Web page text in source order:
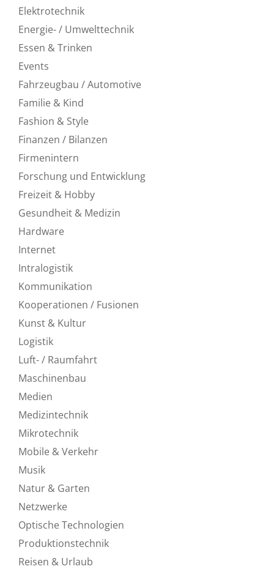
Elektrotechnik
Energie- / Umwelttechnik
Essen & Trinken
Events
Fahrzeugbau / Automotive
Familie & Kind
Fashion & Style
Finanzen / Bilanzen
Firmenintern
Forschung und Entwicklung
Freizeit & Hobby
Gesundheit & Medizin
Hardware
Internet
Intralogistik
Kommunikation
Kooperationen / Fusionen
Kunst & Kultur
Logistik
Luft- / Raumfahrt
Maschinenbau
Medien
Medizintechnik
Mikrotechnik
Mobile & Verkehr
Musik
Natur & Garten
Netzwerke
Optische Technologien
Produktionstechnik
Reisen & Urlaub